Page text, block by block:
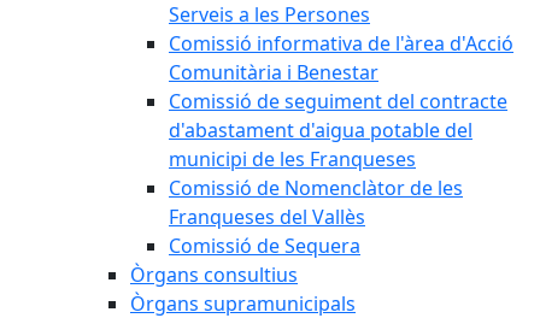
Serveis a les Persones
Comissió informativa de l'àrea d'Acció
Comunitària i Benestar
Comissió de seguiment del contracte
d'abastament d'aigua potable del
municipi de les Franqueses
Comissió de Nomenclàtor de les
Franqueses del Vallès
Comissió de Sequera
Òrgans consultius
Òrgans supramunicipals